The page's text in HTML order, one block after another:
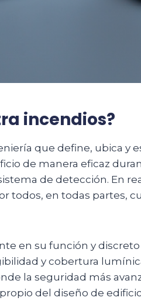
incendios?
que define, ubica y
de manera eficaz
de detección. En
todos, en todas partes,
en su función y
y cobertura
la seguridad más
del diseño de